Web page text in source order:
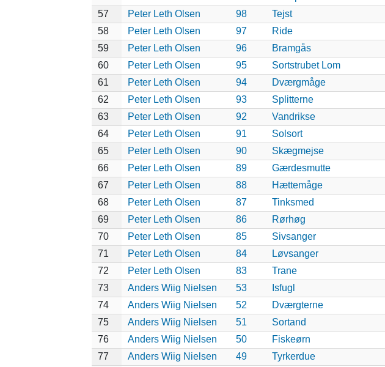
57
Peter Leth Olsen 98 Tejst
58
Peter Leth Olsen 97 Ride
59
Peter Leth Olsen 96 Bramgås
60
Peter Leth Olsen 95 Sortstrubet Lom
61
Peter Leth Olsen 94 Dværgmåge
62
Peter Leth Olsen 93 Splitterne
63
Peter Leth Olsen 92 Vandrikse
64
Peter Leth Olsen 91 Solsort
65
Peter Leth Olsen 90 Skægmejse
66
Peter Leth Olsen 89 Gærdesmutte
67
Peter Leth Olsen 88 Hættemåge
68
Peter Leth Olsen 87 Tinksmed
69
Peter Leth Olsen 86 Rørhøg
70
Peter Leth Olsen 85 Sivsanger
71
Peter Leth Olsen 84 Løvsanger
72
Peter Leth Olsen 83 Trane
73
Anders Wiig Nielsen 53 Isfugl
74
Anders Wiig Nielsen 52 Dværgterne
75
Anders Wiig Nielsen 51 Sortand
76
Anders Wiig Nielsen 50 Fiskeørn
77
Anders Wiig Nielsen 49 Tyrkerdue